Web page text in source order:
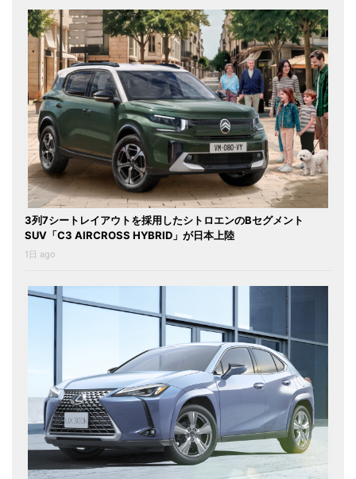
3列7シートレイアウトを採用したシトロエンのBセグメント
SUV「C3 AIRCROSS HYBRID」が日本上陸
1日 ago